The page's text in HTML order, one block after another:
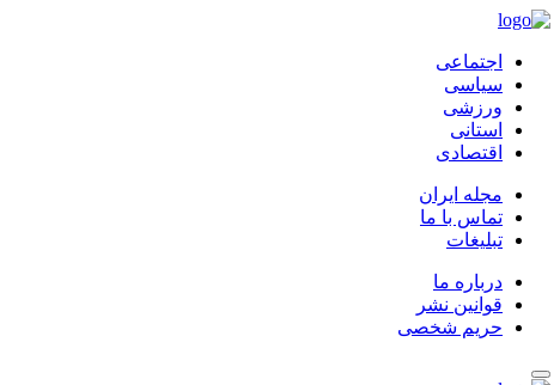
اجتماعی
سیاسی
ورزشی
استانی
اقتصادی
مجله ایران
تماس با ما
تبلیغات
درباره ما
قوانین نشر
حریم شخصی